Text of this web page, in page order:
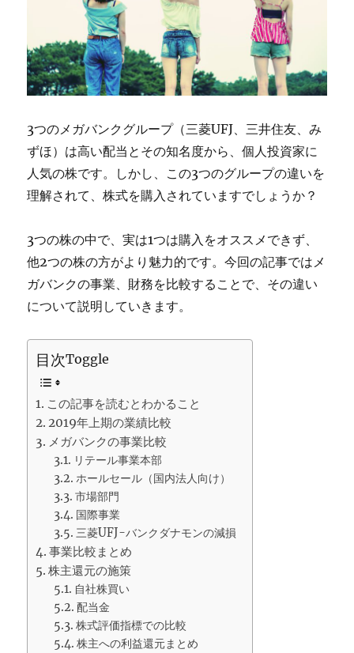
3つのメガバンクグループ（三菱UFJ、三井住友、み
ずほ）は高い配当とその知名度から、個人投資家に
人気の株です。しかし、この3つのグループの違いを
理解されて、株式を購入されていますでしょうか？
3つの株の中で、実は1つは購入をオススメできず、
他2つの株の方がより魅力的です。今回の記事ではメ
ガバンクの事業、財務を比較することで、その違い
について説明していきます。
目次Toggle
この記事を読むとわかること
2019年上期の業績比較
メガバンクの事業比較
リテール事業本部
ホールセール（国内法人向け）
市場部門
国際事業
三菱UFJ-バンクダナモンの減損
事業比較まとめ
株主還元の施策
自社株買い
配当金
株式評価指標での比較
株主への利益還元まとめ